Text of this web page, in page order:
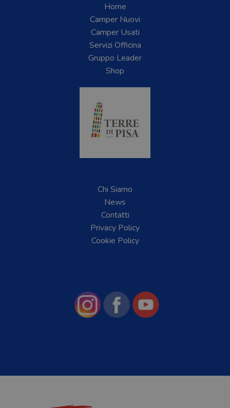
Home
Camper Nuovi
Camper Usati
Servizi Officina
Gruppo Leader
Shop
Chi Siamo
News
Contatti
Privacy Policy
Cookie Policy